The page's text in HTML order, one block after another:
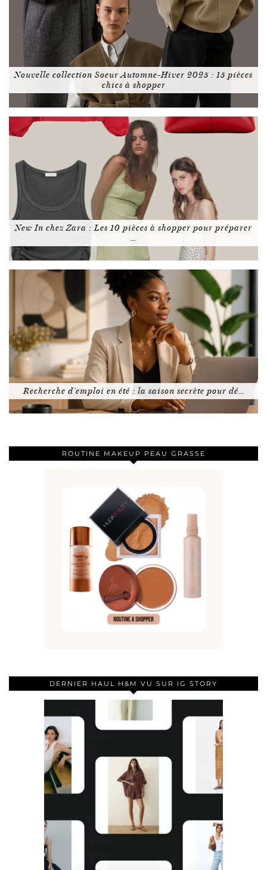
Nouvelle collection Soeur Automne-Hiver 2025 : 15 pièces
chics à shopper
New In chez Zara : Les 10 pièces à shopper pour préparer
…
Recherche d’emploi en été : la saison secrète pour dé…
ROUTINE MAKEUP PEAU GRASSE
DERNIER HAUL H&M VU SUR IG STORY